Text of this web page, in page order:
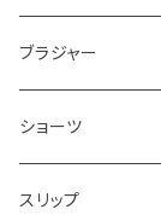
ブラジャー＆ショー
ナイスフィットシ
ショーツサイズが
ブラジャー
ブラジャーすべて
ストラップレスブラ
ショーツ
ショーツすべて
スリップ